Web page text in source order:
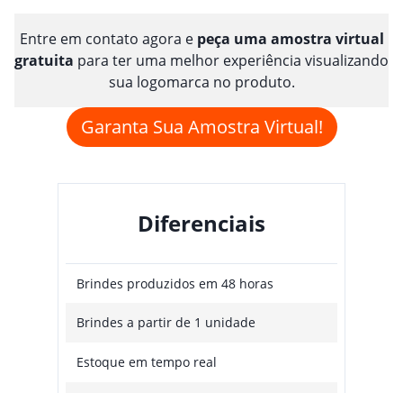
Entre em contato agora e peça uma amostra virtual
gratuita para ter uma melhor experiência visualizando
sua logomarca no produto.
Garanta Sua Amostra Virtual!
Diferenciais
Brindes produzidos em 48 horas
Brindes a partir de 1 unidade
Estoque em tempo real